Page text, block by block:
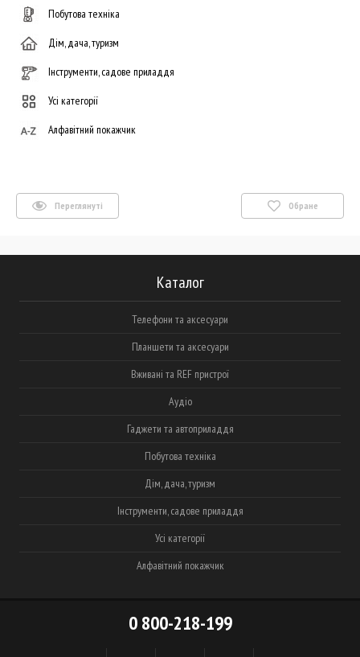
Побутова техніка
Дім, дача, туризм
Інструменти, садове приладдя
Усі категорії
Алфавітний покажчик
Переглянуті Обране
Каталог
Телефони та аксесуари
Планшети та аксесуари
Вживані та REF пристрої
Аудіо
Гаджети та автоприладдя
Побутова техніка
Дім, дача, туризм
Інструменти, садове приладдя
Усі категорії
Алфавітний покажчик
0 800-218-199